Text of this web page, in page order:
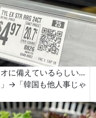
に備えているらしい…
→「韓国も他人事じゃ